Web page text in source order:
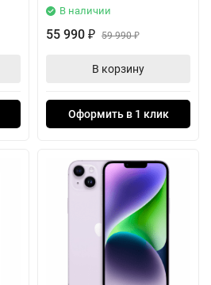
В наличии
55 990 ₽ 59 990₽
В корзину
Оформить в 1 клик